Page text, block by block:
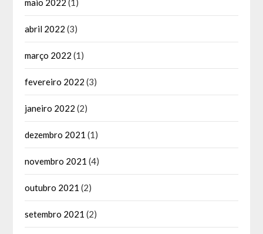
maio 2022 (1)
abril 2022 (3)
março 2022 (1)
fevereiro 2022 (3)
janeiro 2022 (2)
dezembro 2021 (1)
novembro 2021 (4)
outubro 2021 (2)
setembro 2021 (2)